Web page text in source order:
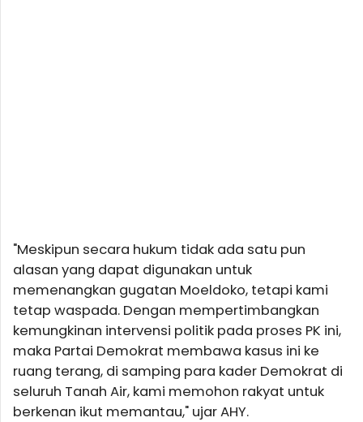
"Meskipun secara hukum tidak ada satu pun
alasan yang dapat digunakan untuk
memenangkan gugatan Moeldoko, tetapi kami
tetap waspada. Dengan mempertimbangkan
kemungkinan intervensi politik pada proses PK ini,
maka Partai Demokrat membawa kasus ini ke
ruang terang, di samping para kader Demokrat di
seluruh Tanah Air, kami memohon rakyat untuk
berkenan ikut memantau," ujar AHY.